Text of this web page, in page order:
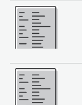
ច្រើន
ច្រើន